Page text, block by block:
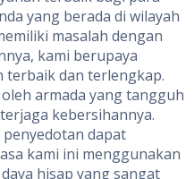
yang berada di wilayah
masalah dengan
kami berupaya
terbaik dan terlengkap.
armada yang tangguh
kebersihannya.
dapat
kami ini menggunakan
hisap yang sangat